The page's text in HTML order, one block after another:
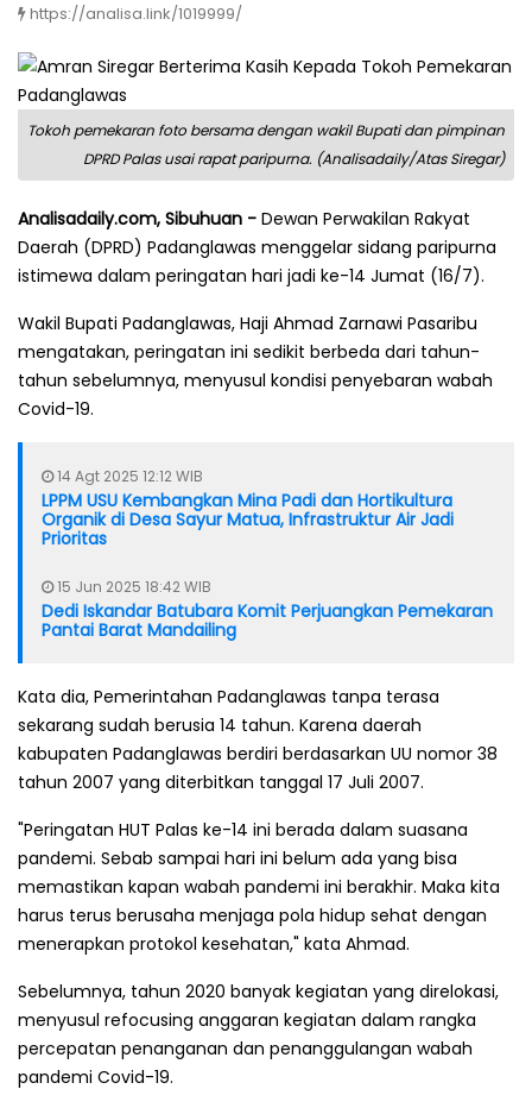
https://analisa.link/1019999/
Tokoh pemekaran foto bersama dengan wakil Bupati dan pimpinan
DPRD Palas usai rapat paripurna. (Analisadaily/Atas Siregar)
Analisadaily.com, Sibuhuan - Dewan Perwakilan Rakyat
Daerah (DPRD) Padanglawas menggelar sidang paripurna
istimewa dalam peringatan hari jadi ke-14 Jumat (16/7).
Wakil Bupati Padanglawas, Haji Ahmad Zarnawi Pasaribu
mengatakan, peringatan ini sedikit berbeda dari tahun-
tahun sebelumnya, menyusul kondisi penyebaran wabah
Covid-19.
14 Agt 2025 12:12 WIB
LPPM USU Kembangkan Mina Padi dan Hortikultura
Organik di Desa Sayur Matua, Infrastruktur Air Jadi
Prioritas
15 Jun 2025 18:42 WIB
Dedi Iskandar Batubara Komit Perjuangkan Pemekaran
Pantai Barat Mandailing
Kata dia, Pemerintahan Padanglawas tanpa terasa
sekarang sudah berusia 14 tahun. Karena daerah
kabupaten Padanglawas berdiri berdasarkan UU nomor 38
tahun 2007 yang diterbitkan tanggal 17 Juli 2007.
"Peringatan HUT Palas ke-14 ini berada dalam suasana
pandemi. Sebab sampai hari ini belum ada yang bisa
memastikan kapan wabah pandemi ini berakhir. Maka kita
harus terus berusaha menjaga pola hidup sehat dengan
menerapkan protokol kesehatan," kata Ahmad.
Sebelumnya, tahun 2020 banyak kegiatan yang direlokasi,
menyusul refocusing anggaran kegiatan dalam rangka
percepatan penanganan dan penanggulangan wabah
pandemi Covid-19.